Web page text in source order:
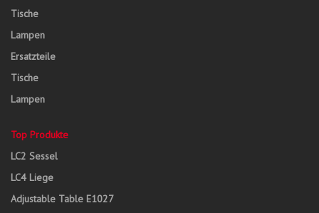
Tische
Lampen
Ersatzteile
Tische
Lampen
Top Produkte
LC2 Sessel
LC4 Liege
Adjustable Table E1027